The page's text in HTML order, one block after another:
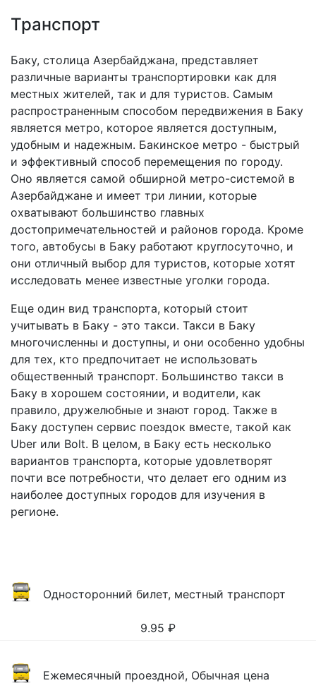
Транспорт
Баку, столица Азербайджана, представляет
различные варианты транспортировки как для
местных жителей, так и для туристов. Самым
распространенным способом передвижения в Баку
является метро, которое является доступным,
удобным и надежным. Бакинское метро - быстрый
и эффективный способ перемещения по городу.
Оно является самой обширной метро-системой в
Азербайджане и имеет три линии, которые
охватывают большинство главных
достопримечательностей и районов города. Кроме
того, автобусы в Баку работают круглосуточно, и
они отличный выбор для туристов, которые хотят
исследовать менее известные уголки города.
Еще один вид транспорта, который стоит
учитывать в Баку - это такси. Такси в Баку
многочисленны и доступны, и они особенно удобны
для тех, кто предпочитает не использовать
общественный транспорт. Большинство такси в
Баку в хорошем состоянии, и водители, как
правило, дружелюбные и знают город. Также в
Баку доступен сервис поездок вместе, такой как
Uber или Bolt. В целом, в Баку есть несколько
вариантов транспорта, которые удовлетворят
почти все потребности, что делает его одним из
наиболее доступных городов для изучения в
регионе.
Односторонний билет, местный транспорт
9.95 ₽
Ежемесячный проездной, Обычная цена